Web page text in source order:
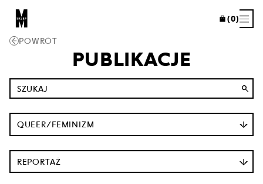
(0)
POWRÓT
PUBLIKACJE
search
QUEER/FEMINIZM
REPORTAŻ